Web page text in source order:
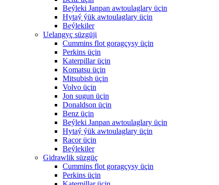
Beýleki Janpan awtoulaglary üçin
Hytaý ýük awtoulaglary üçin
Beýlekiler
Uelangyç süzgüji
Cummins flot goragçysy üçin
Perkins üçin
Katerpillar üçin
Komatsu üçin
Mitsubish üçin
Volvo üçin
Jon sugun üçin
Donaldson üçin
Benz üçin
Beýleki Janpan awtoulaglary üçin
Hytaý ýük awtoulaglary üçin
Racor üçin
Beýlekiler
Gidrawlik süzgüç
Cummins flot goragçysy üçin
Perkins üçin